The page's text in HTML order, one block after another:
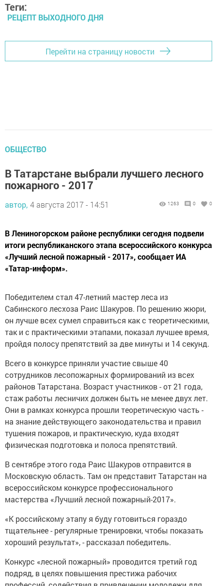
Теги:
РЕЦЕПТ ВЫХОДНОГО ДНЯ
Перейти на страницу новости
ОБЩЕСТВО
В Татарстане выбрали лучшего лесного
пожарного - 2017
автор, 4 августа 2017 - 14:51 1263 0 0
В Лениногорском районе республики сегодня подвели
итоги республиканского этапа всероссийского конкурса
«Лучший лесной пожарный - 2017», сообщает ИА
«Татар-информ».
Победителем стал 47-летний мастер леса из
Сабинского лесхоза Раис Шакуров. По решению жюри,
он лучше всех сумел справиться как с теоретическими,
так и с практическими этапами, показал лучшее время,
пройдя полосу препятствий за две минуты и 14 секунд.
Всего в конкурсе приняли участие свыше 40
сотрудников лесопожарных формирований из всех
районов Татарстана. Возраст участников - от 21 года,
стаж работы лесничих должен быть не менее двух лет.
Они в рамках конкурса прошли теоретическую часть -
на знание действующего законодательства и правил
тушения пожаров, и практическую, куда входят
физическая подготовка и полоса препятствий.
В сентябре этого года Раис Шакуров отправится в
Московскую область. Там он представит Татарстан на
всероссийском конкурсе профессионального
мастерства «Лучший лесной пожарный-2017».
«К российскому этапу я буду готовиться гораздо
тщательнее - регулярные тренировки, чтобы показать
хороший результат», - рассказал победитель.
Конкурс «лесной пожарный» проводится третий год
подряд, в целях повышения престижа рабочих